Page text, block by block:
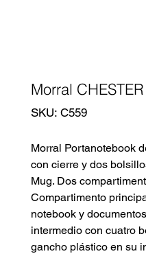
Morral CHESTER
SKU: SKU
C559
C559
Morral Portanotebook
con cierre y dos
Mug. Dos
Compartimento
notebook y
intermedio con cuatro
gancho plástico en su